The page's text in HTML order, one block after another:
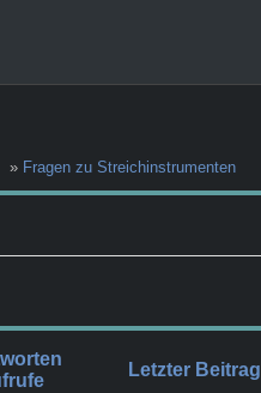
» Fragen zu Streichinstrumenten
Letzter Beitrag